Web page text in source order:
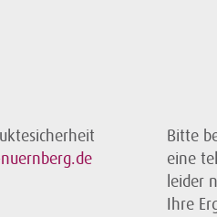
Bitte
eine
leider
Ihre